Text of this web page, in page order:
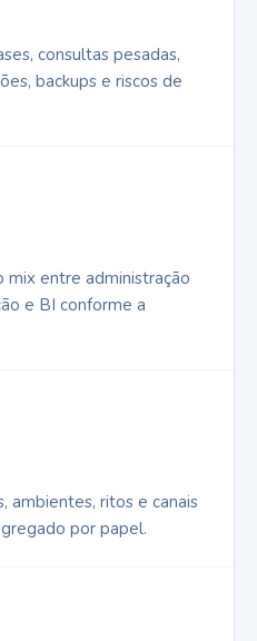
consultas pesadas,
backups e riscos de
mix entre administração
e BI conforme a
ambientes, ritos e canais
por papel.